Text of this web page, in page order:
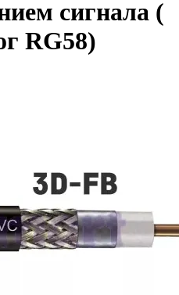
сигнала (
RG58)